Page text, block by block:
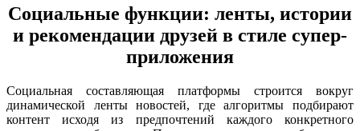
Социальные функции: ленты, истории
и рекомендации друзей в стиле супер-
приложения
Социальная составляющая платформы строится вокруг
динамической ленты новостей, где алгоритмы подбирают
контент исходя из предпочтений каждого конкретного